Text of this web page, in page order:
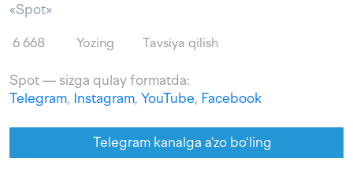
«Spot»
6 668 Yozing Tavsiya qilish
Spot — sizga qulay formatda:
Telegram, Instagram, YouTube, Facebook
Telegram kanalga a'zo bo‘ling